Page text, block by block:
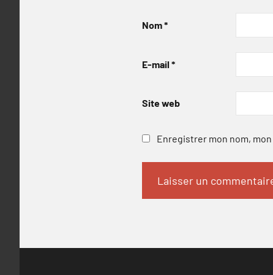
Nom*
E-mail *
Site web
Enregistrer mon nom,